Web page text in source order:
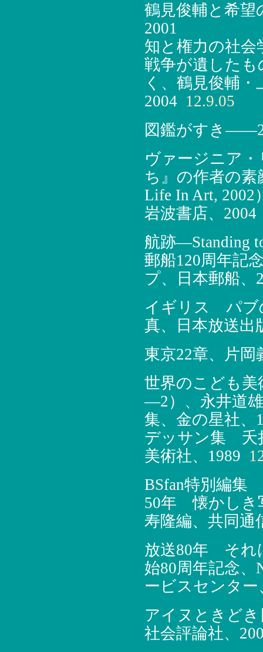
鶴見俊輔と希望
2001
知と権力の社会
戦争が遺した
く、鶴見俊輔
2004 12.9.05
図鑑がすき
ヴァージニア
ち』の作者の素
Life In Art, 2002
岩波書店、2004
航跡―Standing
郵船120周年記
プ、日本郵船、
イギリス パブ
真、日本放送出
東京22章、片岡
世界のこども
―2）、永井道
集、金の星社、
デッサン集 夭
美術社、1989
BSfan特別編
50年 懐かしき
寿隆編、共同通
放送80年 それ
始80周年記念
ービスセンター
アイヌときど
社会評論社、